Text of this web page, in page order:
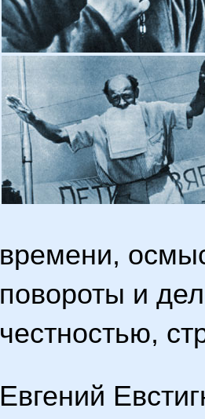
времени,
повороты и
честностью,
Евгений